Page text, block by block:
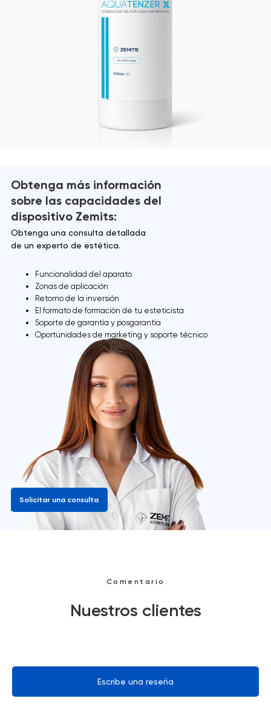
Solicitar una consulta
Obtenga más información
sobre las capacidades del
dispositivo Zemits:
Obtenga una consulta detallada
de un experto de estética.
Funcionalidad del aparato
Zonas de aplicación
Retorno de la inversión
El formato de formación de tu esteticista
Soporte de garantía y posgarantía
Oportunidades de marketing y soporte técnico
Comentario
Nuestros clientes
Escribe una reseña